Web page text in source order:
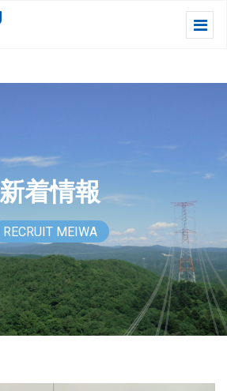
新着情報
RECRUIT MEIWA